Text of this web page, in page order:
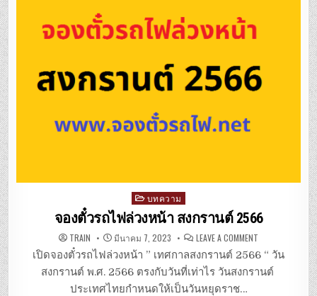
Posted
in
บทความ
จองตั๋วรถไฟล่วงหน้า สงกรานต์ 2566
TRAIN มีนาคม 7, 2023 LEAVE A COMMENT
ตั๋ว
รถไฟ
ล่วง
หน้า
เปิดจองตั๋วรถไฟล่วงหน้า ” เทศกาลสงกรานต์ 2566 “ วัน
สงกรานต์ พ.ศ. 2566 ตรงกับวันที่เท่าไร วันสงกรานต์
ประเทศไทยกำหนดให้เป็นวันหยุดราช…